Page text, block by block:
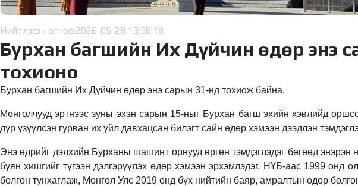
Нийтлэсэн огноо:2026-05-28 13:36:18
Бурхан багшийн Их Дүйчин өдөр энэ
тохионо
Бурхан багшийн Их Дүйчин өдөр энэ сарын 31-нд тохиож байна.
Монголчууд эртнээс зуны эхэн сарын 15-ныг Бурхан багш эхийн хэвлийд
дүр үзүүлсэн гурван их үйл давхацсан билэгт сайн өдөр хэмээн дээдлэн
Энэ өдрийг дэлхийн Бурханы шашинт орнууд өргөн тэмдэглэдэг бөгөөд энэрэн
буян хишгийг түгээн дэлгэрүүлэх өдөр хэмээн эрхэмлэдэг. НҮБ-аас 1999 онд
болгон тунхаглаж, Монгол Улс 2019 онд бүх нийтийн баяр, амралтын өдөр